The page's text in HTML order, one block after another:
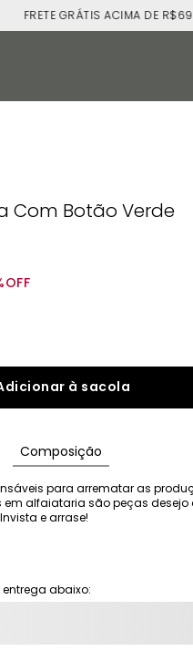
FRETE GRÁTIS ACIMA DE R$699
Com Botão Verde
OFF
à sacola
Composição
para arrematar as
em alfaiataria são peças
e arrase!
abaixo: